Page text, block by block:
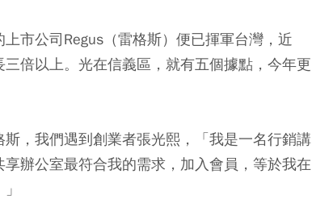
市公司Regus（雷格斯）便已揮軍台灣，近
倍以上。光在信義區，就有五個據點，今年更
，我們遇到創業者張光熙，「我是一名行銷講
辦公室最符合我的需求，加入會員，等於我在